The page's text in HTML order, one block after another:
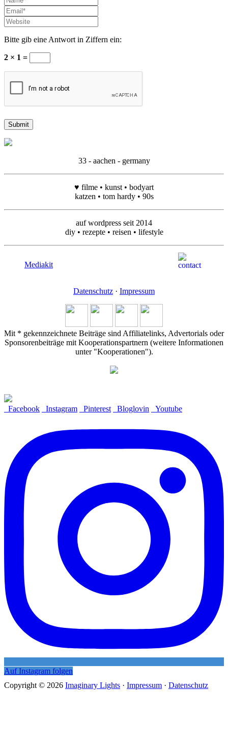
Bitte gib eine Antwort in Ziffern ein:
2 × 1 =
33 - aachen - germany
♥ filme • kunst • bodyart
katzen • tom hardy • 90s
auf wordpress seit 2014
diy • rezepte • reisen • lifestyle
Mediakit
Datenschutz · Impressum
Mit * gekennzeichnete Beiträge sind Affiliatelinks, Advertorials oder
Sponsorenbeiträge mit Kooperationspartnern (weitere Informationen
unter "Kooperationen").
Facebook Instagram Pinterest Bloglovin Youtube
Auf Instagram folgen
Copyright © 2026 Imaginary Lights · Impressum · Datenschutz